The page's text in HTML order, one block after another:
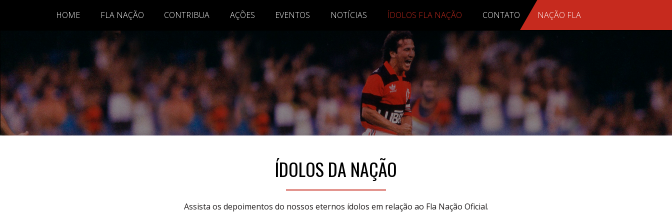
HOME FLA NAÇÃO CONTRIBUA AÇÕES EVENTOS NOTÍCIAS ÍDOLOS FLA NAÇÃO CONTATO NAÇÃO FLA
ÍDOLOS DA NAÇÃO
Assista os depoimentos do nossos eternos ídolos em relação ao Fla Nação Oficial.